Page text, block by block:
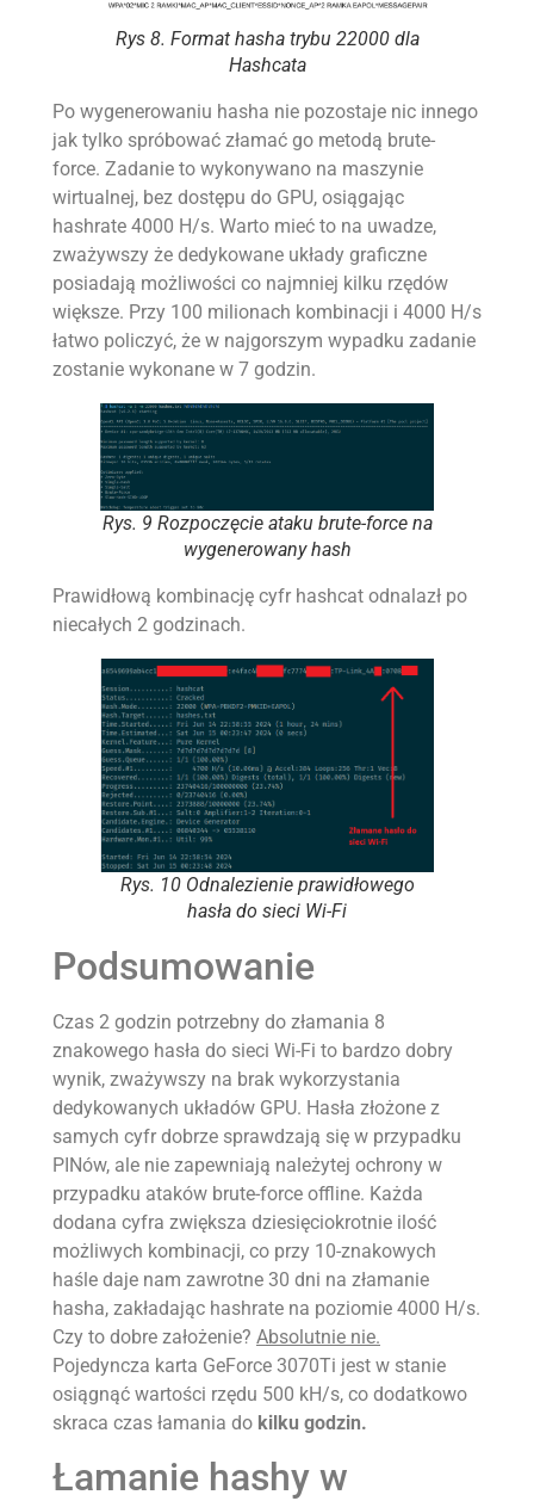
Rys 8. Format hasha trybu 22000 dla
Hashcata
Po wygenerowaniu hasha nie pozostaje nic innego
jak tylko spróbować złamać go metodą brute-
force. Zadanie to wykonywano na maszynie
wirtualnej, bez dostępu do GPU, osiągając
hashrate 4000 H/s. Warto mieć to na uwadze,
zważywszy że dedykowane układy graficzne
posiadają możliwości co najmniej kilku rzędów
większe. Przy 100 milionach kombinacji i 4000 H/s
łatwo policzyć, że w najgorszym wypadku zadanie
zostanie wykonane w 7 godzin.
Rys. 9 Rozpoczęcie ataku brute-force na
wygenerowany hash
Prawidłową kombinację cyfr hashcat odnalazł po
niecałych 2 godzinach.
Rys. 10 Odnalezienie prawidłowego
hasła do sieci Wi-Fi
Podsumowanie
Czas 2 godzin potrzebny do złamania 8
znakowego hasła do sieci Wi-Fi to bardzo dobry
wynik, zważywszy na brak wykorzystania
dedykowanych układów GPU. Hasła złożone z
samych cyfr dobrze sprawdzają się w przypadku
PINów, ale nie zapewniają należytej ochrony w
przypadku ataków brute-force offline. Każda
dodana cyfra zwiększa dziesięciokrotnie ilość
możliwych kombinacji, co przy 10-znakowych
haśle daje nam zawrotne 30 dni na złamanie
hasha, zakładając hashrate na poziomie 4000 H/s.
Czy to dobre założenie? Absolutnie nie.
Pojedyncza karta GeForce 3070Ti jest w stanie
osiągnąć wartości rzędu 500 kH/s, co dodatkowo
skraca czas łamania do kilku godzin.
Łamanie hashy w